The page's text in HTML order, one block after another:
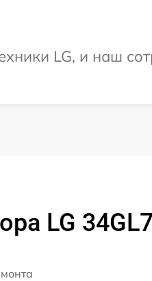
LG, и наш
LG